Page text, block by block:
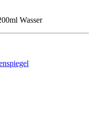
Wasser